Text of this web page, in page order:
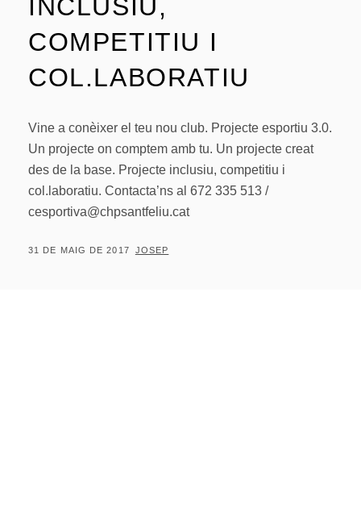
INCLUSIU,
COMPETITIU I
COL.LABORATIU
Vine a conèixer el teu nou club. Projecte esportiu 3.0.
Un projecte on comptem amb tu. Un projecte creat
des de la base. Projecte inclusiu, competitiu i
col.laboratiu. Contacta’ns al 672 335 513 /
cesportiva@chpsantfeliu.cat
POSTED
31 DE MAIG DE 2017 BY
JOSEP